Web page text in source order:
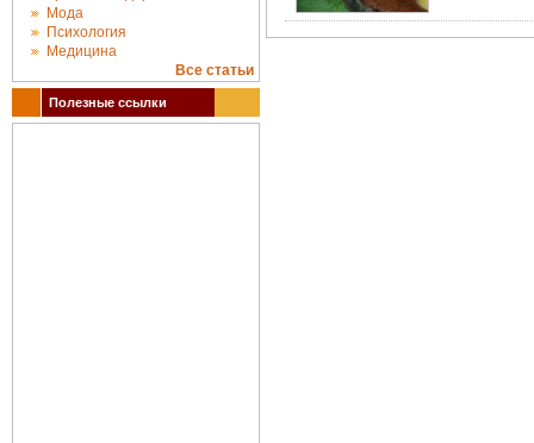
Мода
Психология
Медицина
Все статьи
Полезные ссылки